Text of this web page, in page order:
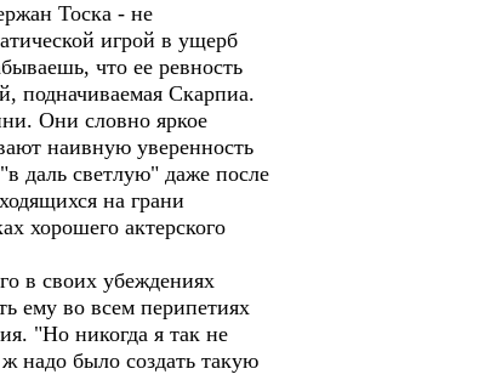
Тоска - не
игрой в ущерб
что ее ревность
подначиваемая Скарпиа.
Они словно яркое
наивную уверенность
даль светлую" даже после
на грани
хорошего актерского
в своих убеждениях
ему во всем перипетиях
"Но никогда я так не
надо было создать такую